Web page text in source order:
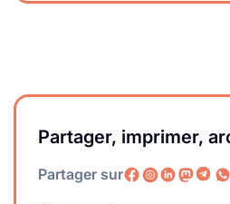
Partager, imprimer,
Partager sur